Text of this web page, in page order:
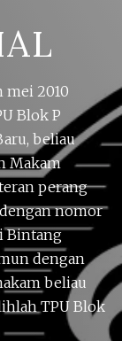
mei 2010
Blok P
beliau
Makam
perang
nomor
Bintang
dengan
beliau
TPU Blok